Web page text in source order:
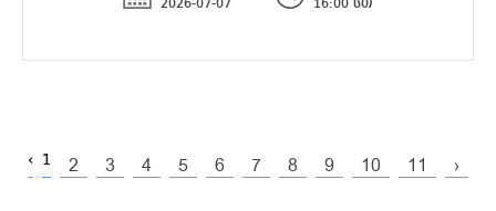
2026-07-07
16:00 სთ
‹ 1 2 3 4 5 6 7 8 9 10 11 ›